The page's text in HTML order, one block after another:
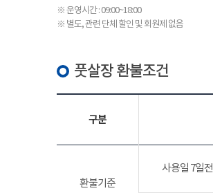
※ 운영시간 : 09:00~18:00
※ 별도, 관련 단체 할인 및 회원제 없음
풋살장 환불조건
구분
환불기준
사용일 7일전